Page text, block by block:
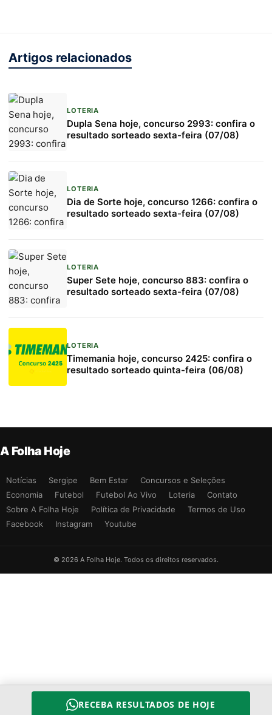
Artigos relacionados
LOTERIA
Dupla Sena hoje, concurso 2993: confira o
resultado sorteado sexta-feira (07/08)
LOTERIA
Dia de Sorte hoje, concurso 1266: confira o
resultado sorteado sexta-feira (07/08)
LOTERIA
Super Sete hoje, concurso 883: confira o
resultado sorteado sexta-feira (07/08)
LOTERIA
Timemania hoje, concurso 2425: confira o
resultado sorteado quinta-feira (06/08)
A Folha Hoje
Notícias Sergipe Bem Estar
Concursos e Seleções
Economia
Futebol Futebol Ao Vivo Loteria
Contato
Sobre A Folha Hoje
Política de Privacidade
Termos de Uso
Facebook
Instagram Youtube
© 2026 A Folha Hoje. Todos os direitos reservados.
RECEBA RESULTADOS DE HOJE